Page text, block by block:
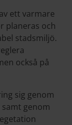
ett varmare
planeras och
stadsmiljö.
också på
sig genom
genom